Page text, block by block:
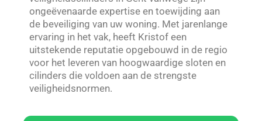
ongeëvenaarde expertise en toewijding aan
de beveiliging van uw woning. Met jarenlange
ervaring in het vak, heeft Kristof een
uitstekende reputatie opgebouwd in de regio
voor het leveren van hoogwaardige sloten en
cilinders die voldoen aan de strengste
veiligheidsnormen.